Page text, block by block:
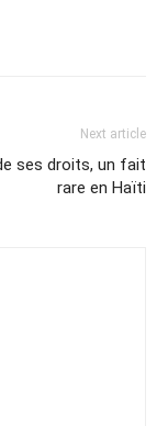
Next article
ses droits, un fait
rare en Haïti